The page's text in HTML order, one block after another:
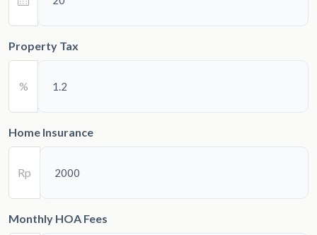
Property Tax
%
Home Insurance
Rp
Monthly HOA Fees